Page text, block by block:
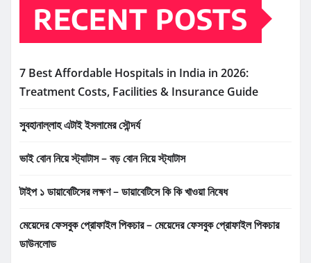
RECENT POSTS
7 Best Affordable Hospitals in India in 2026:
Treatment Costs, Facilities & Insurance Guide
সুবহানাল্লাহ এটাই ইসলামের সৌন্দর্য
ভাই বোন নিয়ে স্ট্যাটাস – বড় বোন নিয়ে স্ট্যাটাস
টাইপ ১ ডায়াবেটিসের লক্ষণ – ডায়াবেটিসে কি কি খাওয়া নিষেধ
মেয়েদের ফেসবুক প্রোফাইল পিকচার – মেয়েদের ফেসবুক প্রোফাইল পিকচার
ডাউনলোড